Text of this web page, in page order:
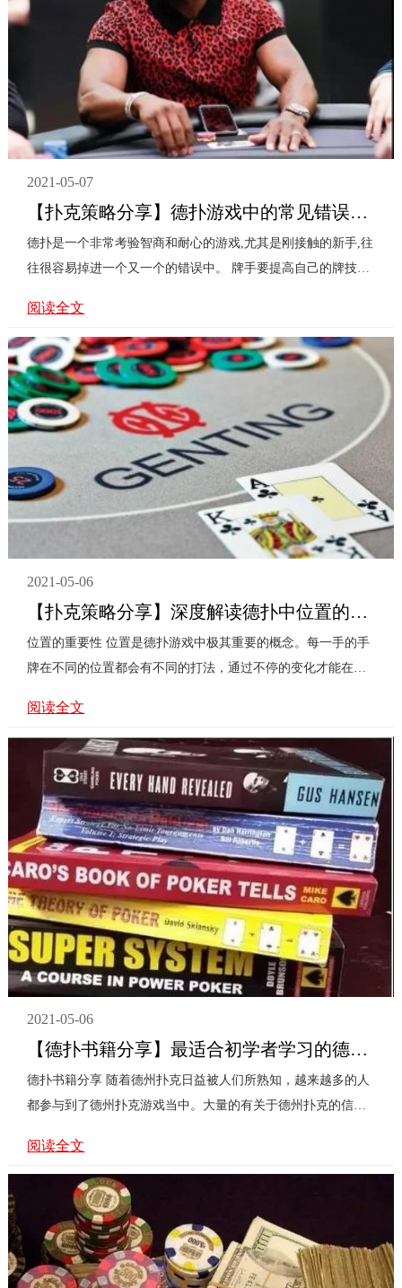
2021-05-07
【扑克策略分享】德扑游戏中的常见错误类型
德扑是一个非常考验智商和耐心的游戏,尤其是刚接触的新手,往
往很容易掉进一个又一个的错误中。 牌手要提高自己的牌技，
阅读全文
2021-05-06
【扑克策略分享】深度解读德扑中位置的重要性
位置的重要性 位置是德扑游戏中极其重要的概念。每一手的手
牌在不同的位置都会有不同的打法，通过不停的变化才能在德
阅读全文
2021-05-06
【德扑书籍分享】最适合初学者学习的德扑书籍
德扑书籍分享 随着德州扑克日益被人们所熟知，越来越多的人
都参与到了德州扑克游戏当中。大量的有关于德州扑克的信息
的...
阅读全文